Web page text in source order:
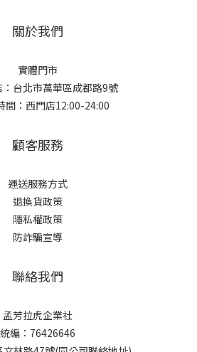
關於我們
實體門市
：台北市萬華區成都路9號
間：西門店12:00-24:00
顧客服務
運送服務方式
退換貨政策
隱私權政策
防詐騙宣導
聯絡我們
孟芳拉虎企業社
統編：76426646